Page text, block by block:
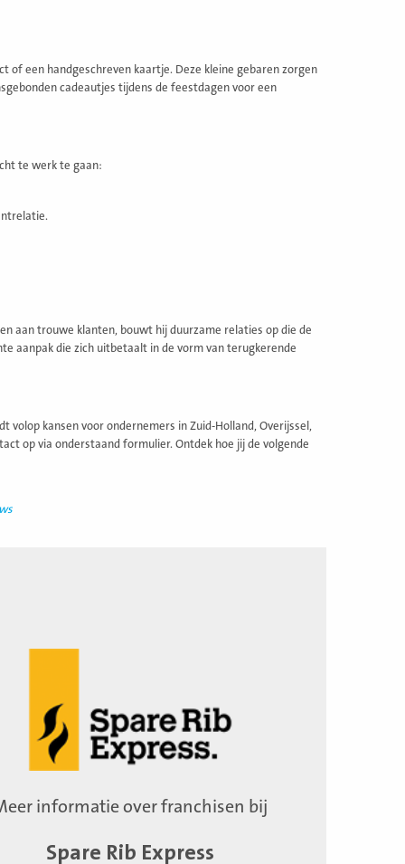
of een handgeschreven kaartje. Deze kleine gebaren zorgen
cadeautjes tijdens de feestdagen voor een
te werk te gaan:
aan trouwe klanten, bouwt hij duurzame relaties op die de
aanpak die zich uitbetaalt in de vorm van terugkerende
volop kansen voor ondernemers in Zuid-Holland, Overijssel,
op via onderstaand formulier. Ontdek hoe jij de volgende
informatie over franchisen bij
Spare Rib Express